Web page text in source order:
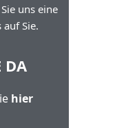
uns eine
Sie.
DA
hier